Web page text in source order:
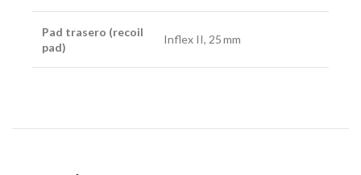
Pad trasero (recoil
pad)
Inflex II, 25 mm